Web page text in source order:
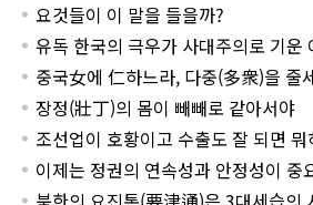
요것들이 이 말을 들을까?
유독 한국의 극우가 사대주의로 기운
중국女에 仁하느라, 다중(多衆)을 줄
장정(壯丁)의 몸이 빼빼로 같아서야
조선업이 호황이고 수출도 잘 되면 뭐
이제는 정권의 연속성과 안정성이 중